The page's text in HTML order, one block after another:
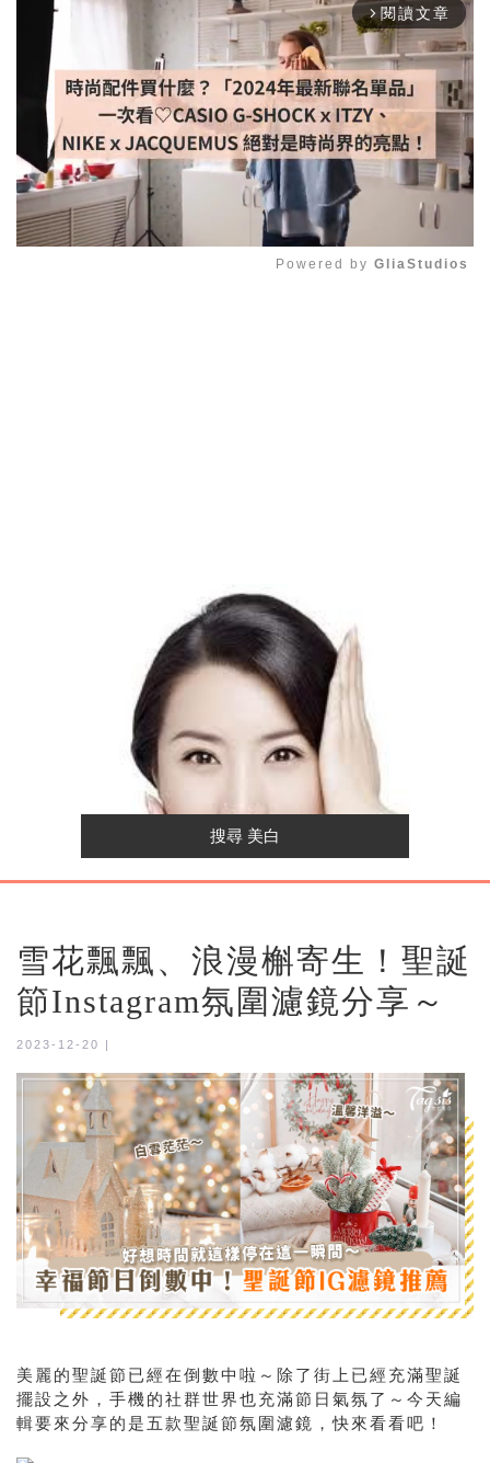
arrow_forward_ios 閱讀文章
Powered by GliaStudios
雪花飄飄、浪漫槲寄生！聖誕
節Instagram氛圍濾鏡分享～
2023-12-20 |
美麗的聖誕節已經在倒數中啦～除了街上已經充滿聖誕
擺設之外，手機的社群世界也充滿節日氣氛了～今天編
輯要來分享的是五款聖誕節氛圍濾鏡，快來看看吧！